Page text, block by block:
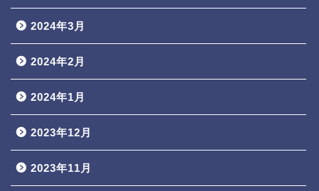
2024年3月
2024年2月
2024年1月
2023年12月
2023年11月